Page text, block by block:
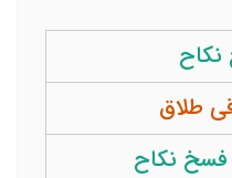
طلاق
فسخ نکاح